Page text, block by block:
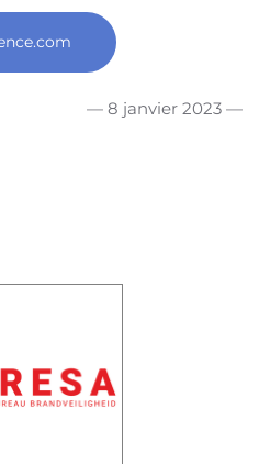
— 8 janvier 2023 —